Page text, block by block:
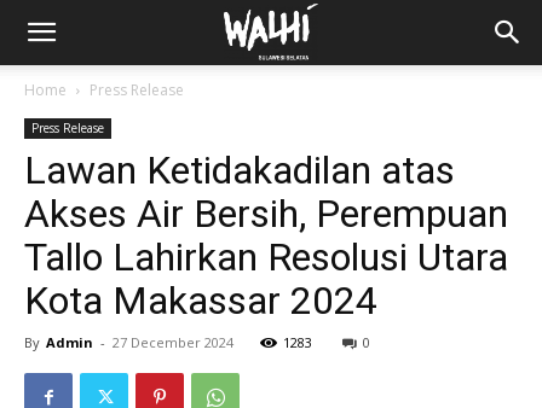
Home Press Release
Press Release
Lawan Ketidakadilan atas
Akses Air Bersih, Perempuan
Tallo Lahirkan Resolusi Utara
Kota Makassar 2024
By Admin - 27 December 2024 1283 0